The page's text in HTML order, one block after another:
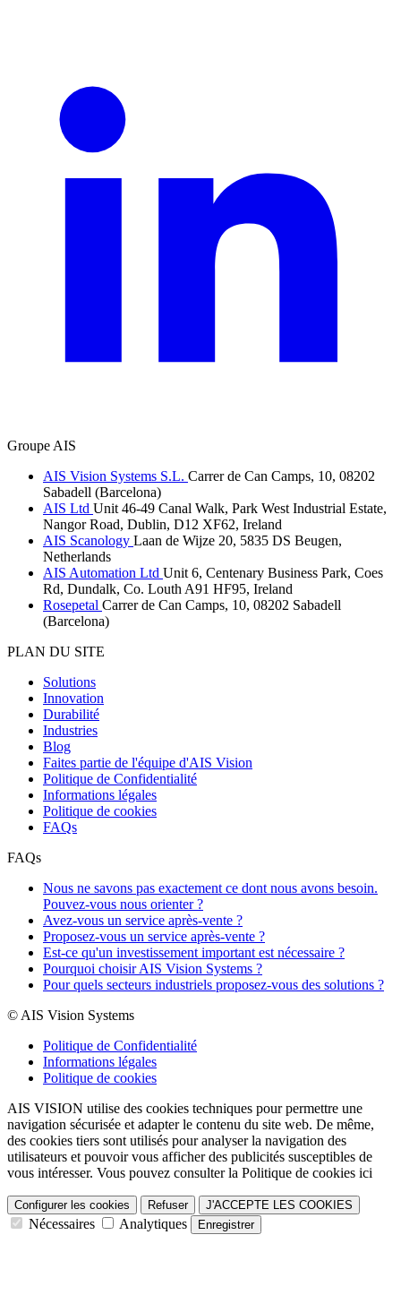
Groupe AIS
AIS Vision Systems S.L. Carrer de Can Camps, 10, 08202
Sabadell (Barcelona)
AIS Ltd Unit 46-49 Canal Walk, Park West Industrial Estate,
Nangor Road, Dublin, D12 XF62, Ireland
AIS Scanology Laan de Wijze 20, 5835 DS Beugen,
Netherlands
AIS Automation Ltd Unit 6, Centenary Business Park, Coes
Rd, Dundalk, Co. Louth A91 HF95, Ireland
Rosepetal Carrer de Can Camps, 10, 08202 Sabadell
(Barcelona)
PLAN DU SITE
Solutions
Innovation
Durabilité
Industries
Blog
Faites partie de l'équipe d'AIS Vision
Politique de Confidentialité
Informations légales
Politique de cookies
FAQs
FAQs
Nous ne savons pas exactement ce dont nous avons besoin.
Pouvez-vous nous orienter ?
Avez-vous un service après-vente ?
Proposez-vous un service après-vente ?
Est-ce qu'un investissement important est nécessaire ?
Pourquoi choisir AIS Vision Systems ?
Pour quels secteurs industriels proposez-vous des solutions ?
© AIS Vision Systems
Politique de Confidentialité
Informations légales
Politique de cookies
AIS VISION utilise des cookies techniques pour permettre une
navigation sécurisée et adapter le contenu du site web. De même,
des cookies tiers sont utilisés pour analyser la navigation des
utilisateurs et pouvoir vous afficher des publicités susceptibles de
vous intéresser. Vous pouvez consulter la Politique de cookies ici
Configurer les cookies Refuser J'ACCEPTE LES COOKIES
Nécessaires Analytiques Enregistrer